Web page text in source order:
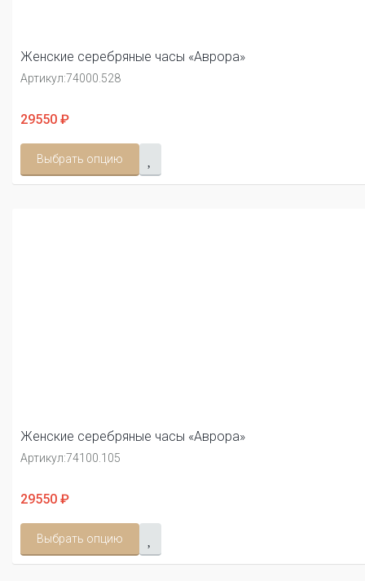
Женские серебряные часы «Аврора»
Артикул:74000.528
29550 ₽
Выбрать опцию
Женские серебряные часы «Аврора»
Артикул:74100.105
29550 ₽
Выбрать опцию